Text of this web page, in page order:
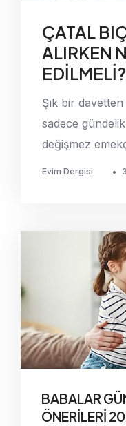
ÇATAL
ALIRKEN
SEÇİMİNE
Şık bir
sadece
değişmez
farklı malzeme
Evim Dergisi •
BABALAR
ÖNERİLERİ